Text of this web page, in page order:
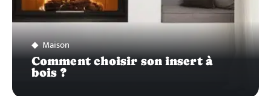
Maison
Comment choisir son insert à
bois ?